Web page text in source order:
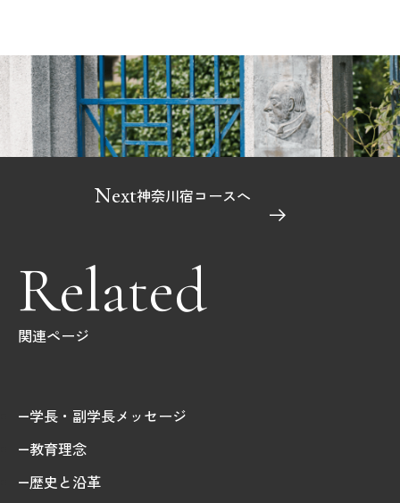
Next神奈川宿コースへ
Related
関連ページ
学長・副学長メッセージ
教育理念
歴史と沿革